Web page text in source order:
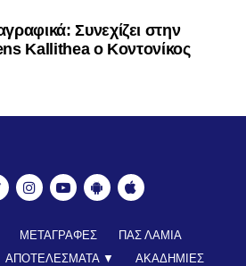
Συνεχίζει στην
Kallithea ο Κοντονίκος
ΜΕΤΑΓΡΑΦΕΣ
ΠΑΣ ΛΑΜΙΑ
ΑΠΟΤΕΛΕΣΜΑΤΑ ▼
ΑΚΑΔΗΜΙΕΣ